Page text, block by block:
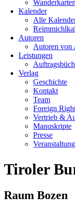
Wanderkarten
Kalender
Alle
Autoren
Autoren von
Leistungen
Verlag
Geschichte
Kontakt
Team
Foreign
Vertrieb &
Manuskripte
Presse
Tiroler
Raum Bozen